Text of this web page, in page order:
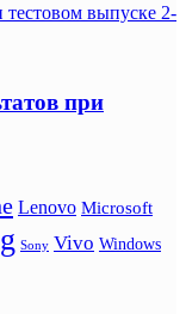
тестовом выпуске 2-
при
Lenovo Microsoft
Sony Vivo Windows